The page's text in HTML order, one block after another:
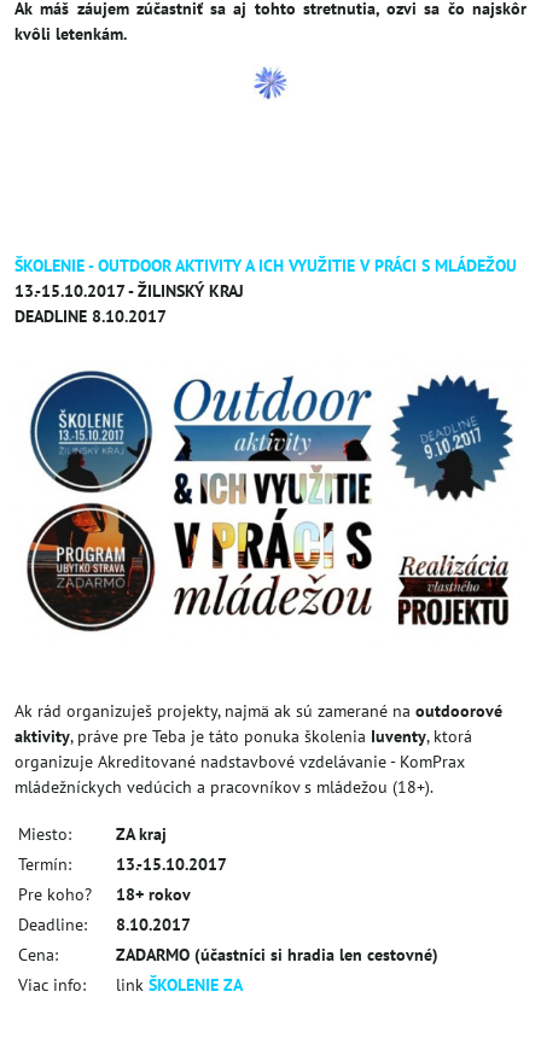
Ak máš záujem zúčastniť sa aj tohto stretnutia, ozvi sa čo najskôr
kvôli letenkám.
ŠKOLENIE - OUTDOOR AKTIVITY A ICH VYUŽITIE V PRÁCI S MLÁDEŽOU
13.-15.10.2017 - ŽILINSKÝ KRAJ
DEADLINE 8.10.2017
Ak rád organizuješ projekty, najmä ak sú zamerané na outdoorové
aktivity, práve pre Teba je táto ponuka školenia Iuventy, ktorá
organizuje Akreditované nadstavbové vzdelávanie - KomPrax
mládežníckych vedúcich a pracovníkov s mládežou (18+).
Miesto:
ZA kraj
Termín:
13.-15.10.2017
Pre koho?
18+ rokov
Deadline:
8.10.2017
Cena:
ZADARMO (účastníci si hradia len cestovné)
Viac info:
link ŠKOLENIE ZA